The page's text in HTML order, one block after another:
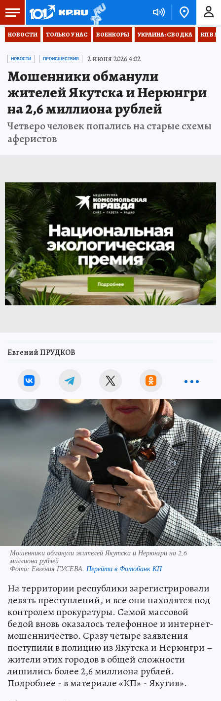
НОВОСТИ ТОЛЬКО У НАС ВОЕНКОРЫ УКРАИНА: СВОДКА КП В
НОВОСТИ ПРОИСШЕСТВИЯ 2 июня 2026 4:02
Мошенники обманули
жителей Якутска и Нерюнгри
на 2,6 миллиона рублей
Четверо человек попались на старые схемы
аферистов
Евгений ПРУДКОВ
Мошенники обманули жителей Якутска и Нерюнгри на 2,6
миллиона рублей
Фото: Евгения ГУСЕВА. Перейти в Фотобанк КП
На территории республики зарегистрировали
девять преступлений, и все они находятся под
контролем прокуратуры. Самой массовой
бедой вновь оказалось телефонное и интернет-
мошенничество. Сразу четыре заявления
поступили в полицию из Якутска и Нерюнгри –
жители этих городов в общей сложности
лишились более 2,6 миллиона рублей.
Подробнее - в материале «КП» - Якутия».